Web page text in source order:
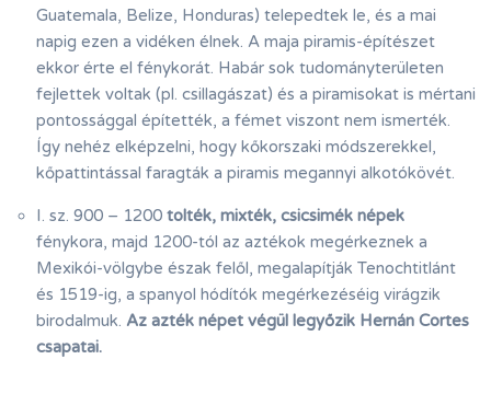
Guatemala, Belize, Honduras) telepedtek le, és a mai
napig ezen a vidéken élnek. A maja piramis-építészet
ekkor érte el fénykorát. Habár sok tudományterületen
fejlettek voltak (pl. csillagászat) és a piramisokat is mértani
pontossággal építették, a fémet viszont nem ismerték.
Így nehéz elképzelni, hogy kőkorszaki módszerekkel,
kőpattintással faragták a piramis megannyi alkotókövét.
I. sz. 900 – 1200tolték, mixték, csicsimék népek
fénykora, majd 1200-tól az aztékok megérkeznek a
Mexikói-völgybe észak felől, megalapítják Tenochtitlánt
és 1519-ig, a spanyol hódítók megérkezéséig virágzik
birodalmuk. Az azték népet végül legyőzik Hernán Cortes
csapatai.